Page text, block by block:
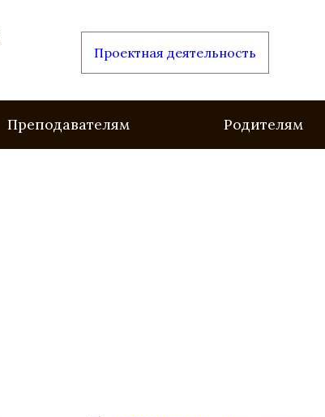
Проектная деятельность
Преподавателям Родителям